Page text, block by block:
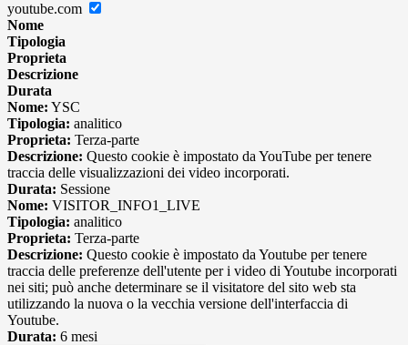
youtube.com
Nome
Tipologia
Proprieta
Descrizione
Durata
Nome: YSC
Tipologia: analitico
Proprieta: Terza-parte
Descrizione: Questo cookie è impostato da YouTube per tenere
traccia delle visualizzazioni dei video incorporati.
Durata: Sessione
Nome: VISITOR_INFO1_LIVE
Tipologia: analitico
Proprieta: Terza-parte
Descrizione: Questo cookie è impostato da Youtube per tenere
traccia delle preferenze dell'utente per i video di Youtube incorporati
nei siti; può anche determinare se il visitatore del sito web sta
utilizzando la nuova o la vecchia versione dell'interfaccia di
Youtube.
Durata: 6 mesi